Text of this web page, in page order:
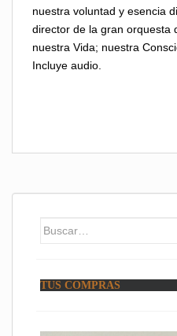
nuestra voluntad y esencia
director de la gran orquesta
nuestra Vida; nuestra
Incluye audio.
Buscar:
TUS COMPRAS